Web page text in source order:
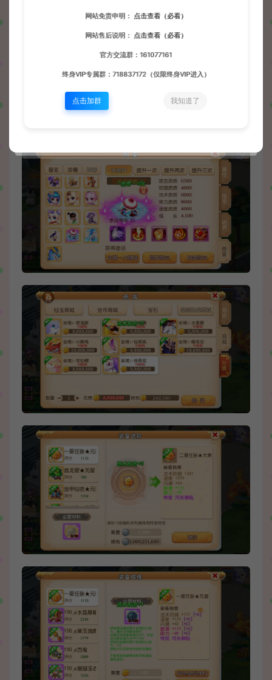
网站免责申明： 点击查看（必看）
网站售后说明： 点击查看（必看）
官方交流群：161077161
终身VIP专属群：718837172（仅限终身VIP进入）
点击加群 我知道了